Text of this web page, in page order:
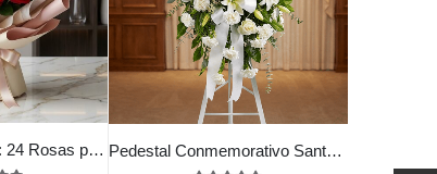
Bouquet Giordana: 24 Rosas para una Ocasión Especial 🌹 Pedestal Conmemorativo Santuario para el Homenaje a PAREDES 🕊️